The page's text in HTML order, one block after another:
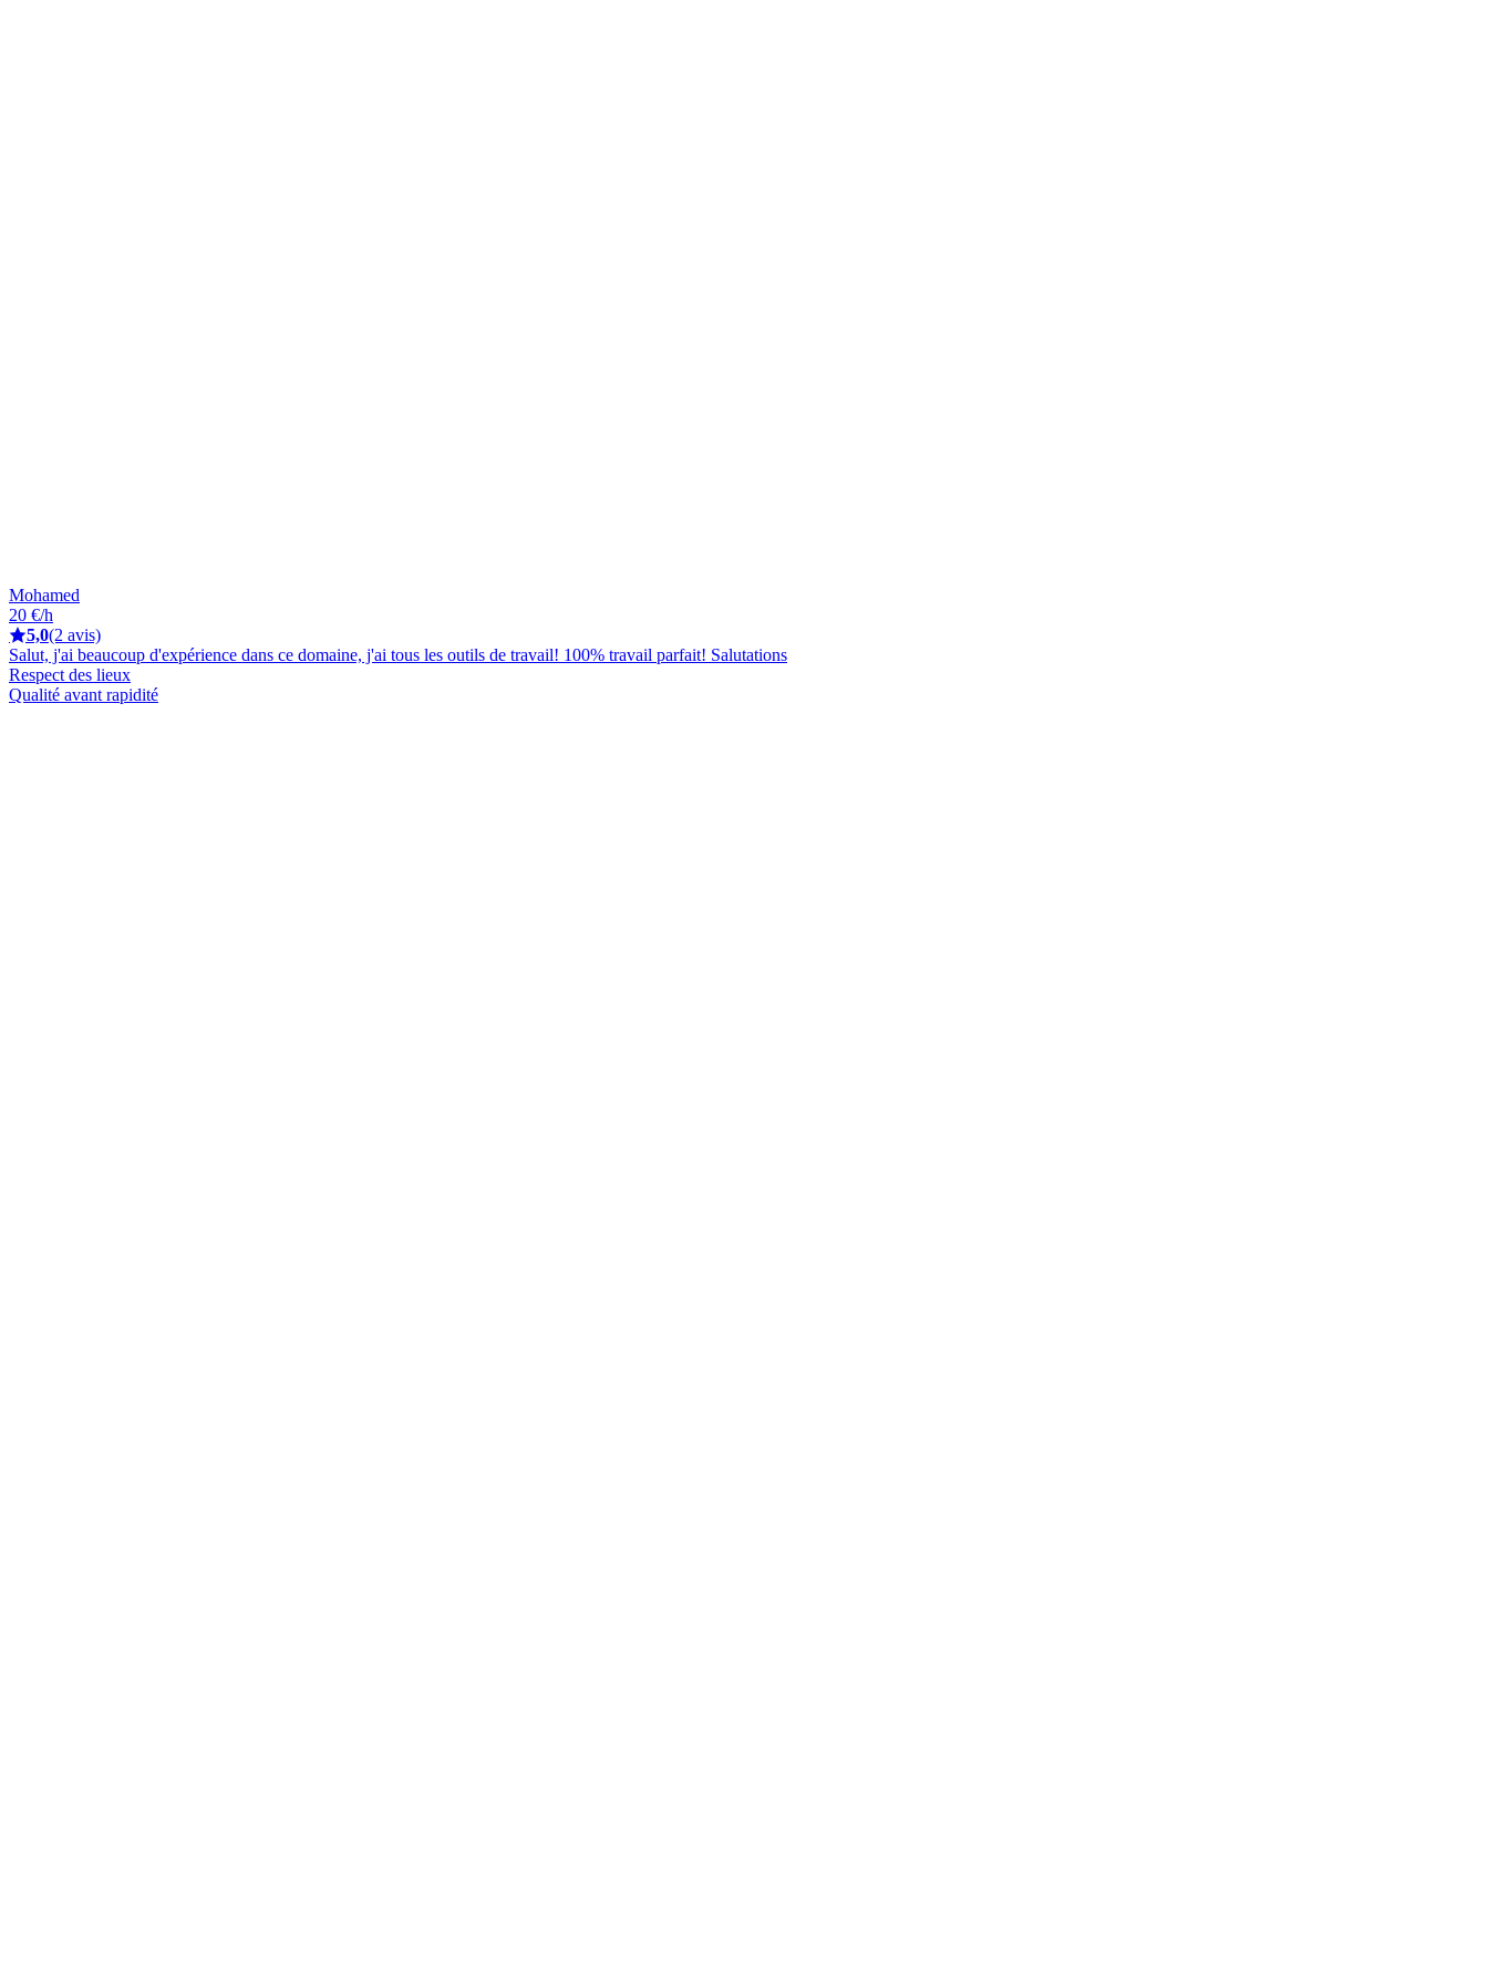
Mohamed
20 €/h
5,0(2 avis)
Salut, j'ai beaucoup d'expérience dans ce domaine, j'ai tous les outils de travail! 100% travail parfait! Salutations
Respect des lieux
Qualité avant rapidité